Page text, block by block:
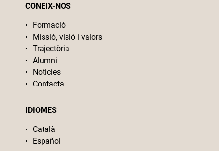
CONEIX-NOS
Formació
Missió, visió i valors
Trajectòria
Alumni
Noticies
Contacta
IDIOMES
Català
Español